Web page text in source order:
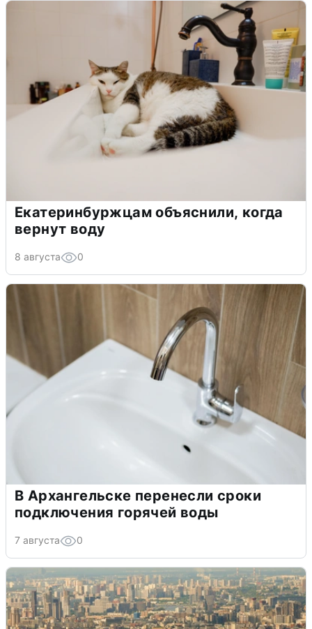
Екатеринбуржцам объяснили, когда
вернут воду
8 августа 0
В Архангельске перенесли сроки
подключения горячей воды
7 августа 0